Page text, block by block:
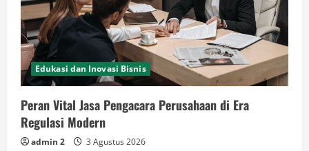
Edukasi dan Inovasi Bisnis
Peran Vital Jasa Pengacara Perusahaan di Era
Regulasi Modern
admin 2 3 Agustus 2026